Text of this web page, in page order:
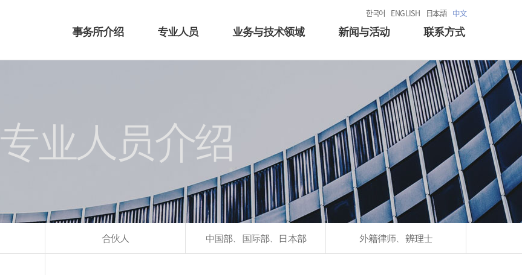
한국어 ENGLISH 日本語 中文
事务所介绍 专业人员 业务与技术领域 新闻与活动 联系方式
专业人员介绍
合伙人 中国部、国际部、日本部 外籍律师、辨理士